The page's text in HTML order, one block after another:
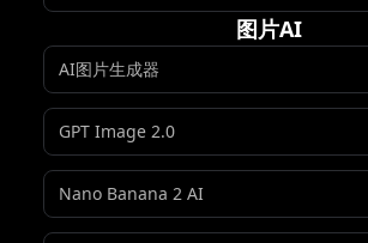
图片AI
AI图片生成器
GPT Image 2.0
Nano Banana 2 AI